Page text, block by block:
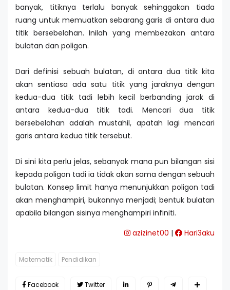
banyak, titiknya terlalu banyak sehinggakan tiada
ruang untuk memuatkan sebarang garis di antara dua
titik bersebelahan. Inilah yang membezakan antara
bulatan dan poligon.
Dari definisi sebuah bulatan, di antara dua titik kita
akan sentiasa ada satu titik yang jaraknya dengan
kedua-dua titik tadi lebih kecil berbanding jarak di
antara kedua-dua titik tadi. Mencari dua titik
bersebelahan adalah mustahil, apatah lagi mencari
garis antara kedua titik tersebut.
Di sini kita perlu jelas, sebanyak mana pun bilangan sisi
kepada poligon tadi ia tidak akan sama dengan sebuah
bulatan. Konsep limit hanya menunjukkan poligon tadi
akan menghampiri, bukannya menjadi; bentuk bulatan
apabila bilangan sisinya menghampiri infiniti.
azizinet00 | Hari3aku
Matematik Pendidikan
Facebook Twitter